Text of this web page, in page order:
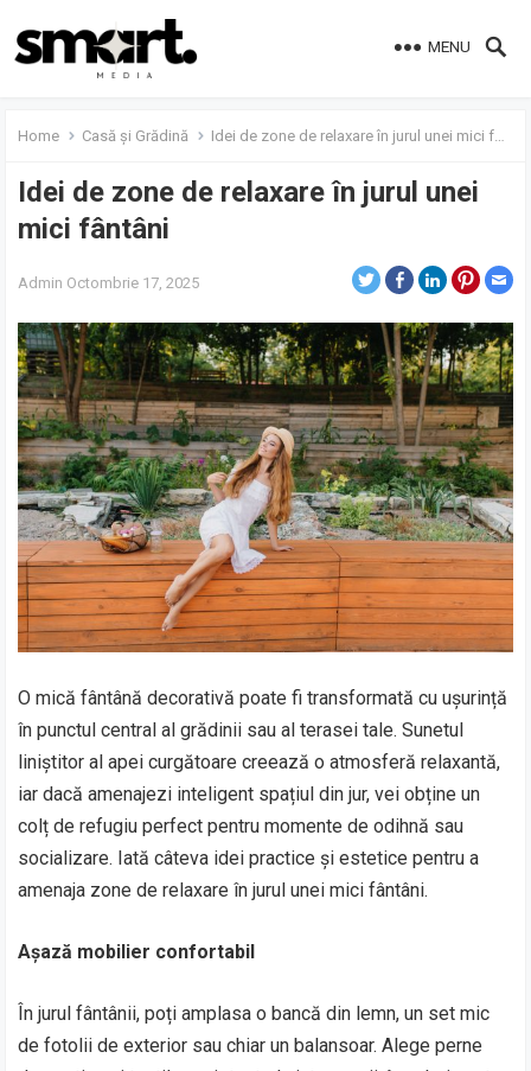
MENU
Home Casă și Grădină Idei de zone de relaxare în jurul unei mici fântâni
Idei de zone de relaxare în jurul unei
mici fântâni
Admin Octombrie 17, 2025
O mică fântână decorativă poate fi transformată cu ușurință
în punctul central al grădinii sau al terasei tale. Sunetul
liniștitor al apei curgătoare creează o atmosferă relaxantă,
iar dacă amenajezi inteligent spațiul din jur, vei obține un
colț de refugiu perfect pentru momente de odihnă sau
socializare. Iată câteva idei practice și estetice pentru a
amenaja zone de relaxare în jurul unei mici fântâni.
Așază mobilier confortabil
În jurul fântânii, poți amplasa o bancă din lemn, un set mic
de fotolii de exterior sau chiar un balansoar. Alege perne